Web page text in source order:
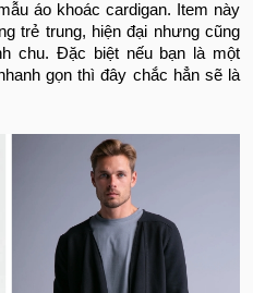
áo khoác cardigan. Item này
trẻ trung, hiện đại nhưng cũng
chu. Đặc biệt nếu bạn là một
gọn thì đây chắc hẳn sẽ là